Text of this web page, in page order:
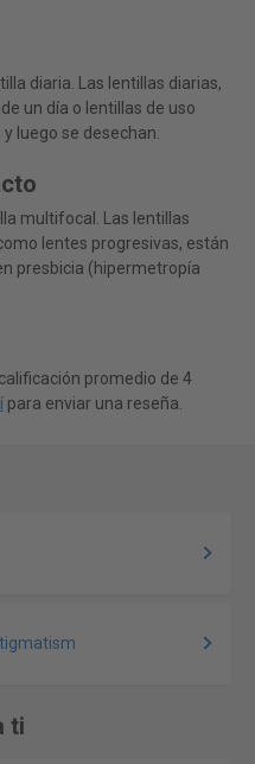
diaria. Las lentillas diarias,
un día o lentillas de uso
luego se desechan.
multifocal. Las lentillas
lentes progresivas, están
presbicia (hipermetropía
promedio de 4
para enviar una reseña.
ti